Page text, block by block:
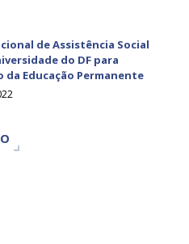
de Assistência Social
do DF para
Educação Permanente